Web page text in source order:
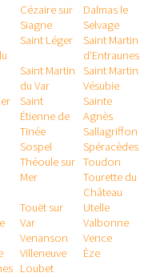
Cézaire sur
Siagne
Dalmas le
Selvage
Saint Léger
Saint Martin
d'Entraunes
Saint Martin
du Var
Saint Martin
Vésubie
Saint
Étienne de
Tinée
Sainte
Agnès
Sallagriffon
Sospel
Spéracèdes
Théoule sur
Mer
Toudon
Tourette du
Château
Touët sur
Var
Utelle
Valbonne
Venanson
Vence
Villeneuve
Loubet
Èze